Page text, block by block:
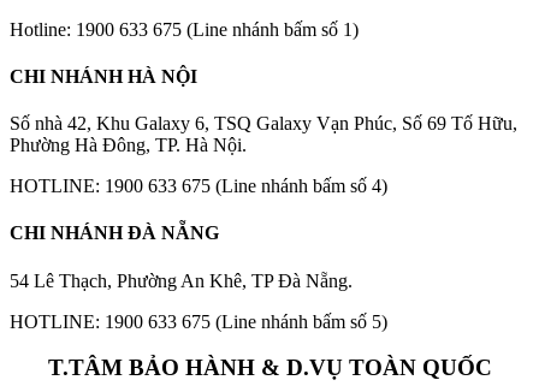
Hotline: 1900 633 675 (Line nhánh bấm số 1)
CHI NHÁNH HÀ NỘI
Số nhà 42, Khu Galaxy 6, TSQ Galaxy Vạn Phúc, Số 69 Tố Hữu,
Phường Hà Đông, TP. Hà Nội.
HOTLINE: 1900 633 675 (Line nhánh bấm số 4)
CHI NHÁNH ĐÀ NẴNG
54 Lê Thạch, Phường An Khê, TP Đà Nẵng.
HOTLINE: 1900 633 675 (Line nhánh bấm số 5)
T.TÂM BẢO HÀNH & D.VỤ TOÀN QUỐC